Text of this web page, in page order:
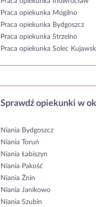
Praca opiekunka Mogilno
Praca opiekunka Bydgoszcz
Praca opiekunka Strzelno
Praca opiekunka Solec
Sprawdź opiekunki w
Niania Bydgoszcz
Niania Toruń
Niania Łabiszyn
Niania Pakość
Niania Żnin
Niania Janikowo
Niania Szubin